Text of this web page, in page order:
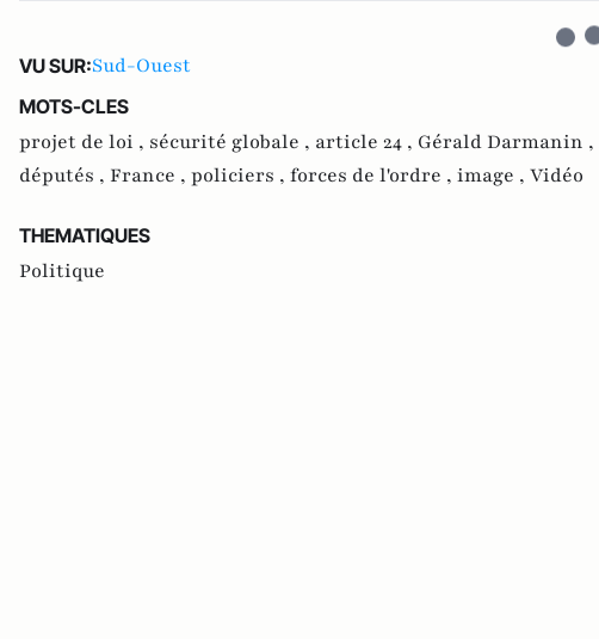
VU SUR:Sud-Ouest
MOTS-CLES
projet de loi , sécurité globale , article 24 , Gérald Darmanin ,
députés , France , policiers , forces de l'ordre , image , Vidéo
THEMATIQUES
Politique